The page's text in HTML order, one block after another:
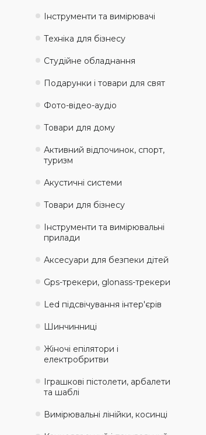
Інструменти та вимірювачі
Техніка для бізнесу
Студійне обладнання
Подарунки і товари для свят
Фото-відео-аудіо
Товари для дому
Активний відпочинок, спорт,
туризм
Акустичні системи
Товари для бізнесу
Інструменти та вимірювальні
прилади
Аксесуари для безпеки дітей
Gps-трекери, glonass-трекери
Led підсвічування інтер'єрів
Шинчинниці
Жіночі епілятори і
електробритви
Іграшкові пістолети, арбалети
та шаблі
Вимірювальні лінійки, косинці